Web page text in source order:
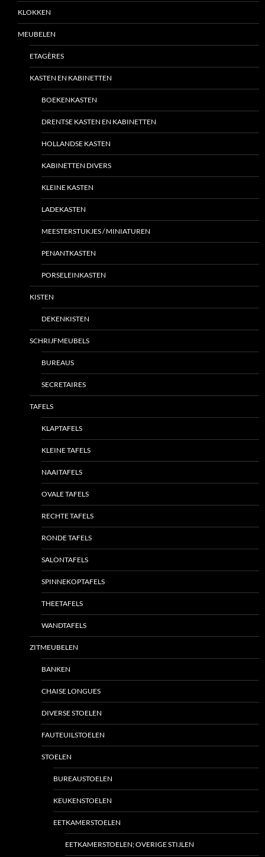
KLOKKEN
MEUBELEN
ETAGÈRES
KASTEN EN KABINETTEN
BOEKENKASTEN
DRENTSE KASTEN EN KABINETTEN
HOLLANDSE KASTEN
KABINETTEN DIVERS
KLEINE KASTEN
LADEKASTEN
MEESTERSTUKJES / MINIATUREN
PENANTKASTEN
PORSELEINKASTEN
KISTEN
DEKENKISTEN
SCHRIJFMEUBELS
BUREAUS
SECRETAIRES
TAFELS
KLAPTAFELS
KLEINE TAFELS
NAAITAFELS
OVALE TAFELS
RECHTE TAFELS
RONDE TAFELS
SALONTAFELS
SPINNEKOPTAFELS
THEETAFELS
WANDTAFELS
ZITMEUBELEN
BANKEN
CHAISE LONGUES
DIVERSE STOELEN
FAUTEUILSTOELEN
STOELEN
BUREAUSTOELEN
KEUKENSTOELEN
EETKAMERSTOELEN
EETKAMERSTOELEN; OVERIGE STIJLEN